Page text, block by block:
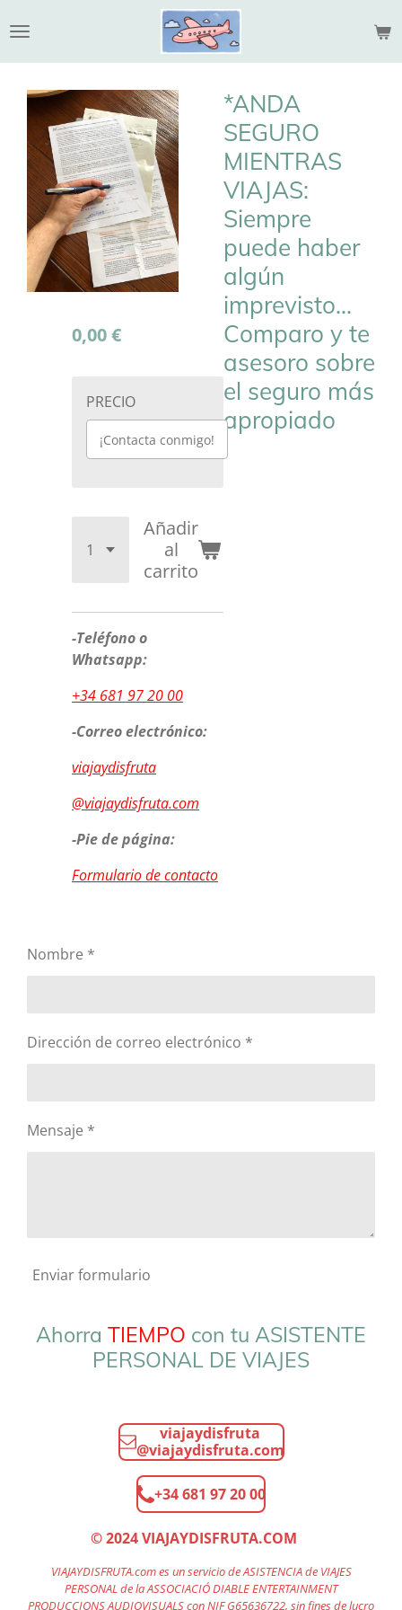
al
contenido
*ANDA
SEGURO
MIENTRAS
VIAJAS:
Siempre
puede haber
algún
imprevisto...
Comparo y te
asesoro sobre
el seguro más
apropiado
0,00 €
PRECIO
¡Contacta conmigo!
Añadir
al
carrito
-Teléfono o
Whatsapp:
+34 681 97 20 00
-Correo electrónico:
viajaydisfruta
@viajaydisfruta.com
-Pie de página:
Formulario de contacto
Nombre *
Dirección de correo electrónico *
Mensaje *
Enviar formulario
Ahorra TIEMPO con tu ASISTENTE
PERSONAL DE VIAJES
viajaydisfruta
@viajaydisfruta.com
+34 681 97 20 00
© 2024 VIAJAYDISFRUTA.COM
VIAJAYDISFRUTA.com es un servicio de ASISTENCIA de VIAJES
PERSONAL de la ASSOCIACIÓ DIABLE ENTERTAINMENT
PRODUCCIONS AUDIOVISUALS con NIF G65636722, sin fines de lucro